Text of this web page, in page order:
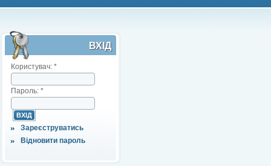
ВХІД
Користувач: *
Пароль: *
Зареєструватись
Відновити пароль